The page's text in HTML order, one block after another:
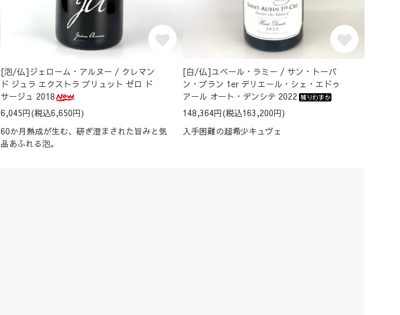
[泡/仏]ジェローム・アルヌー / クレマン
ド ジュラ エクストラ ブリュット ゼロ ド
サージュ 2018
6,045円(税込6,650円)
60か月熟成が生む、研ぎ澄まされた旨みと気
品あふれる泡。
[白/仏]ユベール・ラミー / サン・トーバ
ン・ブラン 1er デリエール・シェ・エドゥ
アール オート・デンシテ 2022
148,364円(税込163,200円)
入手困難の超希少キュヴェ